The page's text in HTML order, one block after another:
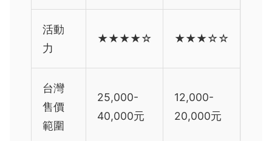
活動
力
★★★★☆ ★★★☆☆
台灣
售價
範圍
25,000-
40,000元
12,000-
20,000元